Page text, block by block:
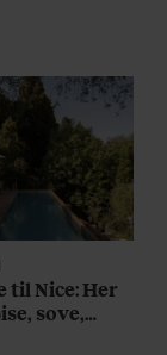
til Nice: Her
sove,